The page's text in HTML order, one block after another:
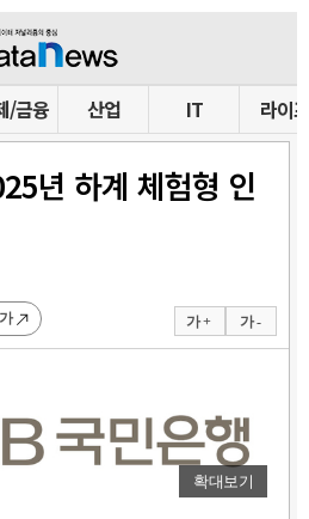
/금융 산업 IT 라이프
년 하계 체험형 인
가 + 가 -
확대보기